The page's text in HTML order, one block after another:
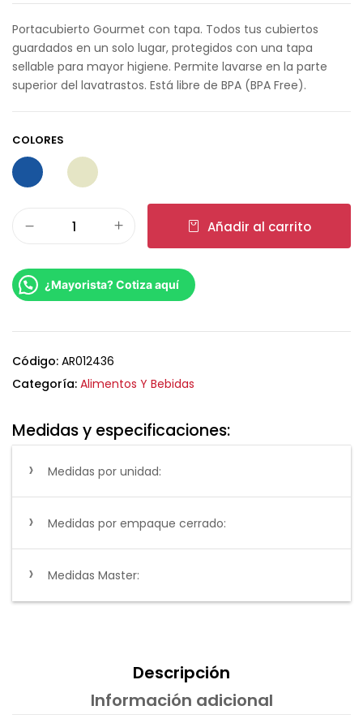
Portacubierto Gourmet con tapa. Todos tus cubiertos
guardados en un solo lugar, protegidos con una tapa
sellable para mayor higiene. Permite lavarse en la parte
superior del lavatrastos. Está libre de BPA (BPA Free).
COLORES
Añadir al carrito
¿Mayorista? Cotiza aquí
Código: AR012436
Categoría: Alimentos Y Bebidas
Medidas y especificaciones:
Medidas por unidad:
Medidas por empaque cerrado:
Medidas Master:
Descripción
Información adicional